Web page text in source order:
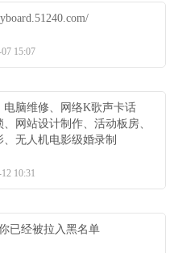
15:07
电脑维修、网络K歌声卡话
网站设计制作、活动板房、
无人机电影级婚录制
10:31
已经被拉入黑名单